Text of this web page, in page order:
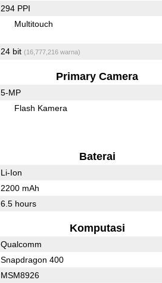
294 PPI
Multitouch
24 bit (16,777,216 warna)
Primary Camera
5-MP
Flash Kamera
Baterai
Li-Ion
2200 mAh
6.5 hours
Komputasi
Qualcomm
Snapdragon 400
MSM8926